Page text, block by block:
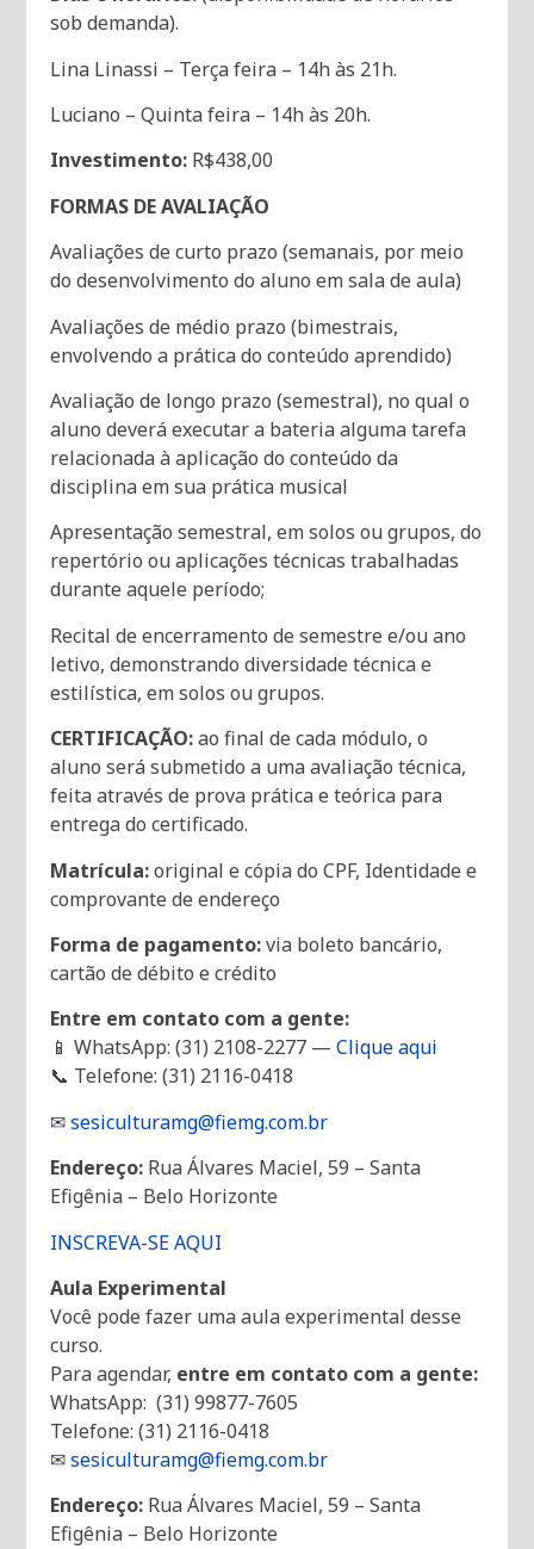
sob demanda).
Lina Linassi – Terça feira – 14h às 21h.
Luciano – Quinta feira – 14h às 20h.
Investimento: R$438,00
FORMAS DE AVALIAÇÃO
Avaliações de curto prazo (semanais, por meio
do desenvolvimento do aluno em sala de aula)
Avaliações de médio prazo (bimestrais,
envolvendo a prática do conteúdo aprendido)
Avaliação de longo prazo (semestral), no qual o
aluno deverá executar a bateria alguma tarefa
relacionada à aplicação do conteúdo da
disciplina em sua prática musical
Apresentação semestral, em solos ou grupos, do
repertório ou aplicações técnicas trabalhadas
durante aquele período;
Recital de encerramento de semestre e/ou ano
letivo, demonstrando diversidade técnica e
estilística, em solos ou grupos.
CERTIFICAÇÃO:ao final de cada módulo, o
aluno será submetido a uma avaliação técnica,
feita através de prova prática e teórica para
entrega do certificado.
Matrícula:original e cópia do CPF, Identidade e
comprovante de endereço
Forma de pagamento:via boleto bancário,
cartão de débito e crédito
Entre em contato com a gente:
📱 WhatsApp: (31) 2108-2277 —Clique aqui
📞 Telefone: (31) 2116-0418
✉sesiculturamg@fiemg.com.br
Endereço: Rua Álvares Maciel, 59 – Santa
Efigênia – Belo Horizonte
INSCREVA-SE AQUI
Aula Experimental
Você pode fazer uma aula experimental desse
curso.
Para agendar, entre em contato com a gente:
WhatsApp: (31) 99877-7605
Telefone: (31) 2116-0418
✉sesiculturamg@fiemg.com.br
Endereço: Rua Álvares Maciel, 59 – Santa
Efigênia – Belo Horizonte